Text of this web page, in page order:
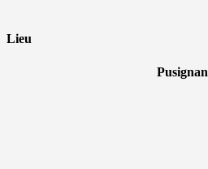
Lieu
Pusignan